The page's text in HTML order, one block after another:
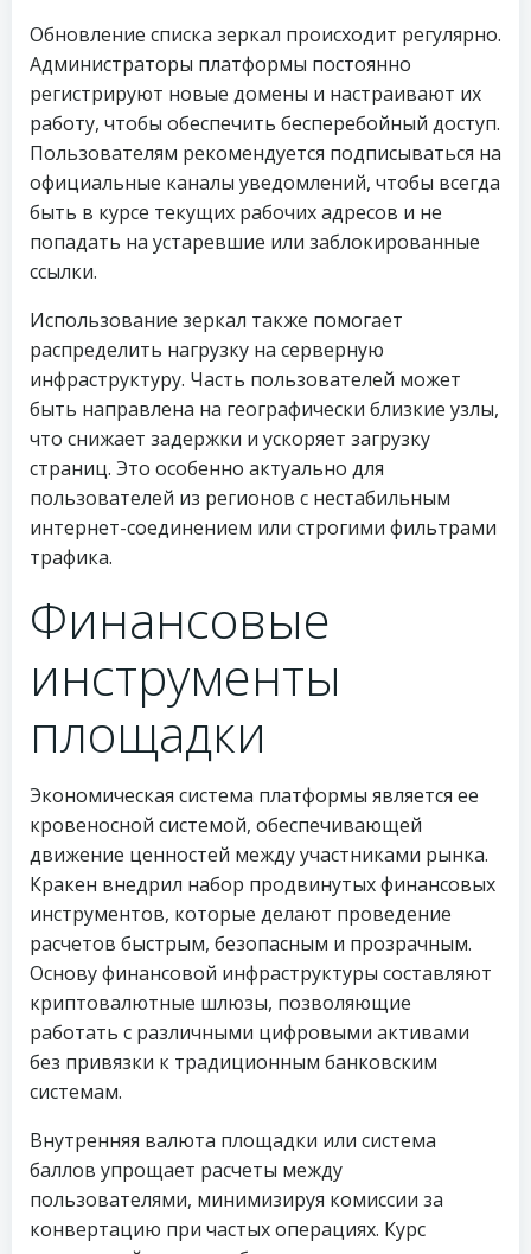
Обновление списка зеркал происходит регулярно.
Администраторы платформы постоянно
регистрируют новые домены и настраивают их
работу, чтобы обеспечить бесперебойный доступ.
Пользователям рекомендуется подписываться на
официальные каналы уведомлений, чтобы всегда
быть в курсе текущих рабочих адресов и не
попадать на устаревшие или заблокированные
ссылки.
Использование зеркал также помогает
распределить нагрузку на серверную
инфраструктуру. Часть пользователей может
быть направлена на географически близкие узлы,
что снижает задержки и ускоряет загрузку
страниц. Это особенно актуально для
пользователей из регионов с нестабильным
интернет-соединением или строгими фильтрами
трафика.
Финансовые
инструменты
площадки
Экономическая система платформы является ее
кровеносной системой, обеспечивающей
движение ценностей между участниками рынка.
Кракен внедрил набор продвинутых финансовых
инструментов, которые делают проведение
расчетов быстрым, безопасным и прозрачным.
Основу финансовой инфраструктуры составляют
криптовалютные шлюзы, позволяющие
работать с различными цифровыми активами
без привязки к традиционным банковским
системам.
Внутренняя валюта площадки или система
баллов упрощает расчеты между
пользователями, минимизируя комиссии за
конвертацию при частых операциях. Курс